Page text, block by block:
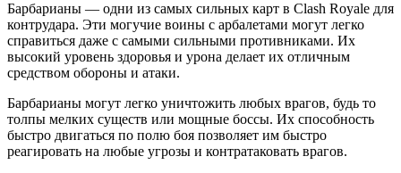
Барбарианы — одни из самых сильных карт в Clash Royale для
контрудара. Эти могучие воины с арбалетами могут легко
справиться даже с самыми сильными противниками. Их
высокий уровень здоровья и урона делает их отличным
средством обороны и атаки.
Барбарианы могут легко уничтожить любых врагов, будь то
толпы мелких существ или мощные боссы. Их способность
быстро двигаться по полю боя позволяет им быстро
реагировать на любые угрозы и контратаковать врагов.